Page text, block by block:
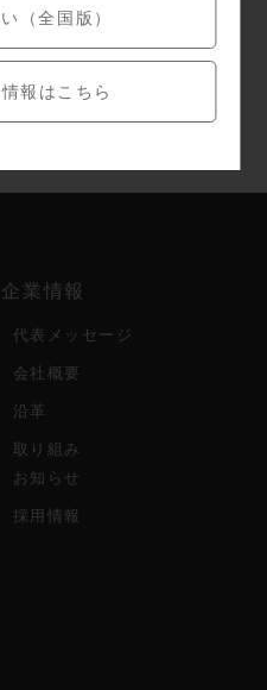
（全国版）
報はこちら
企業情報
代表メッセージ
会社概要
沿革
取り組み
お知らせ
採用情報